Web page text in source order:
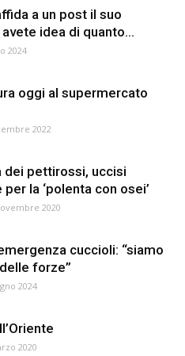
a un post il suo
idea di quanto...
2024
oggi al supermercato
2022
dei pettirossi, uccisi
la ‘polenta con osei’
2020
cuccioli: “siamo
forze”
2024
2020